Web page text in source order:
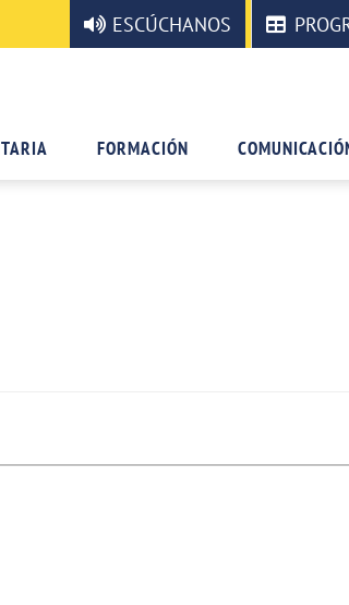
ESCÚCHANOS
FORMACIÓN